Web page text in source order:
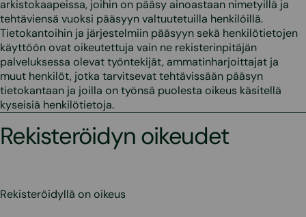
arkistokaapeissa, joihin on pääsy ainoastaan nimetyillä ja
tehtäviensä vuoksi pääsyyn valtuutetuilla henkilöillä.
Tietokantoihin ja järjestelmiin pääsyyn sekä henkilötietojen
käyttöön ovat oikeutettuja vain ne rekisterinpitäjän
palveluksessa olevat työntekijät, ammatinharjoittajat ja
muut henkilöt, jotka tarvitsevat tehtävissään pääsyn
tietokantaan ja joilla on työnsä puolesta oikeus käsitellä
kyseisiä henkilötietoja.
Rekisteröidyn oikeudet
Rekisteröidyllä on oikeus